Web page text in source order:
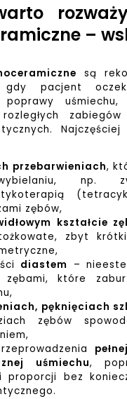
–
są
gdy pacjent
poprawy
przebarwieniach,
np.
zębów,
kształcie
zbyt
diastem
–
zębami, które
pęknięciach
zębów
uśmiechu,
proporcji bez